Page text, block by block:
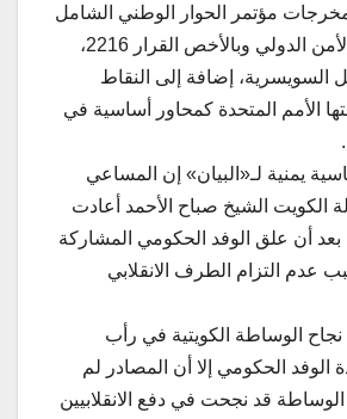
ومخرجات مؤتمر الحوار الوطني الشامل
وقرارات مجلس الأمن الدولي وبالأخص القرار 2216،
السويسرية، إضافة إلى النقاط
الأمم المتحدة كمحاور أساسية في
يمنية لـ«البيان» إن المساعي
الكويت الشيخ صباح الأحمد أعادت
بعد أن علق الوفد الحكومي المشاركة
عدم التزام الطرف الانقلابي
الوساطة الكويتية في رأب
الحكومي إلا أن المصادر لم
قد نجحت في دفع الانقلابيين